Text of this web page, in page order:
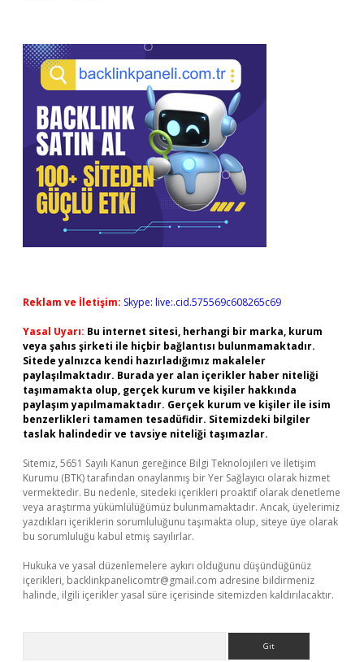
Reklam ve İletişim: Skype: live:.cid.575569c608265c69
Yasal Uyarı: Bu internet sitesi, herhangi bir marka, kurum
veya şahıs şirketi ile hiçbir bağlantısı bulunmamaktadır.
Sitede yalnızca kendi hazırladığımız makaleler
paylaşılmaktadır. Burada yer alan içerikler haber niteliği
taşımamakta olup, gerçek kurum ve kişiler hakkında
paylaşım yapılmamaktadır. Gerçek kurum ve kişiler ile isim
benzerlikleri tamamen tesadüfidir. Sitemizdeki bilgiler
taslak halindedir ve tavsiye niteliği taşımazlar.
Sitemiz, 5651 Sayılı Kanun gereğince Bilgi Teknolojileri ve İletişim
Kurumu (BTK) tarafından onaylanmış bir Yer Sağlayıcı olarak hizmet
vermektedir. Bu nedenle, sitedeki içerikleri proaktif olarak denetleme
veya araştırma yükümlülüğümüz bulunmamaktadır. Ancak, üyelerimiz
yazdıkları içeriklerin sorumluluğunu taşımakta olup, siteye üye olarak
bu sorumluluğu kabul etmiş sayılırlar.
Hukuka ve yasal düzenlemelere aykırı olduğunu düşündüğünüz
içerikleri, backlinkpanelicomtr@gmail.com adresine bildirmeniz
halinde, ilgili içerikler yasal süre içerisinde sitemizden kaldırılacaktır.